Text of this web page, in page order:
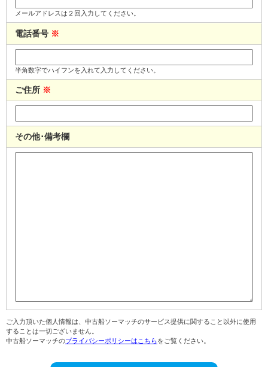
メールアドレスは２回入力してください。
電話番号 ※
半角数字でハイフンを入れて入力してください。
ご住所 ※
その他･備考欄
ご入力頂いた個人情報は、中古船ソーマッチのサービス提供に関すること以外に使用
することは一切ございません。
中古船ソーマッチのプライバシーポリシーはこちらをご覧ください。